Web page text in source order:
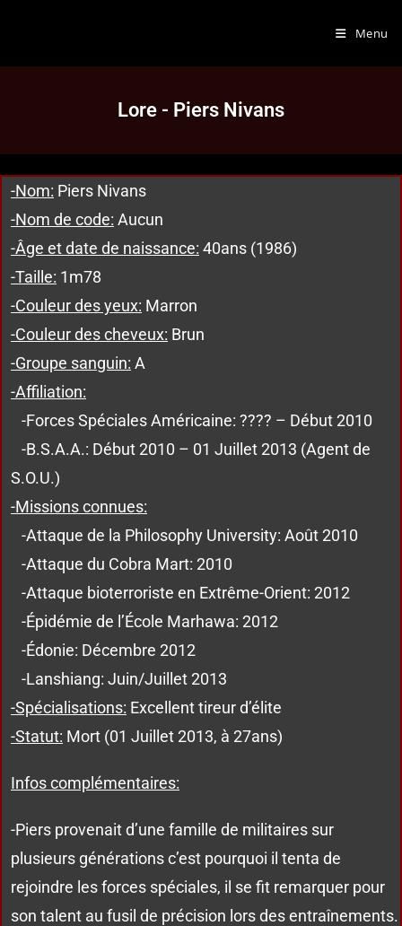
Menu
Lore - Piers Nivans
-Nom: Piers Nivans
-Nom de code: Aucun
-Âge et date de naissance: 40ans (1986)
-Taille: 1m78
-Couleur des yeux: Marron
-Couleur des cheveux: Brun
-Groupe sanguin: A
-Affiliation:
-Forces Spéciales Américaine: ???? – Début 2010
-B.S.A.A.: Début 2010 – 01 Juillet 2013 (Agent de
S.O.U.)
-Missions connues:
-Attaque de la Philosophy University: Août 2010
-Attaque du Cobra Mart: 2010
-Attaque bioterroriste en Extrême-Orient: 2012
-Épidémie de l’École Marhawa: 2012
-Édonie: Décembre 2012
-Lanshiang: Juin/Juillet 2013
-Spécialisations: Excellent tireur d’élite
-Statut: Mort (01 Juillet 2013, à 27ans)
Infos complémentaires:
-Piers provenait d’une famille de militaires sur
plusieurs générations c’est pourquoi il tenta de
rejoindre les forces spéciales, il se fit remarquer pour
son talent au fusil de précision lors des entraînements.